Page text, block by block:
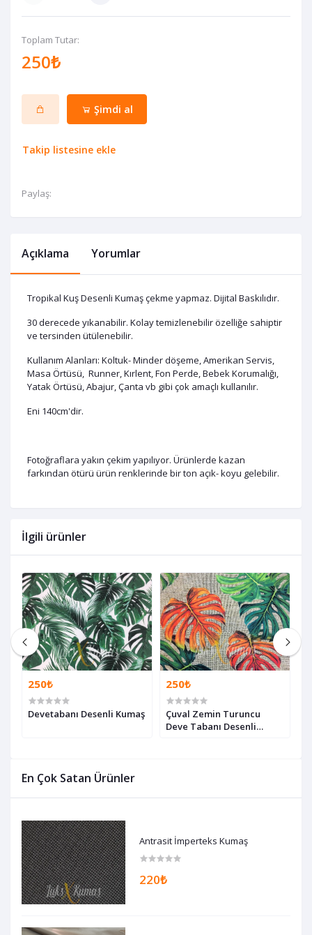
Toplam Tutar:
250₺
Şimdi al
Takip listesine ekle
Paylaş:
En Çok Satan Ürünler
Antrasit İmperteks Kumaş
220₺
Açıklama Yorumlar
Tropikal Kuş Desenli Kumaş çekme yapmaz. Dijital Baskılıdır.
30 derecede yıkanabilir. Kolay temizlenebilir özelliğe sahiptir
ve tersinden ütülenebilir.
Kullanım Alanları: Koltuk- Minder döşeme, Amerikan Servis,
Masa Örtüsü, Runner, Kırlent, Fon Perde, Bebek Korumalığı,
Yatak Örtüsü, Abajur, Çanta vb gibi çok amaçlı kullanılır.
Eni 140cm'dir.
Fotoğraflara yakın çekim yapılıyor. Ürünlerde kazan
farkından ötürü ürün renklerinde bir ton açık- koyu gelebilir.
İlgili ürünler
250₺
Devetabanı Desenli Kumaş
250₺
Çuval Zemin Turuncu
Deve Tabanı Desenli